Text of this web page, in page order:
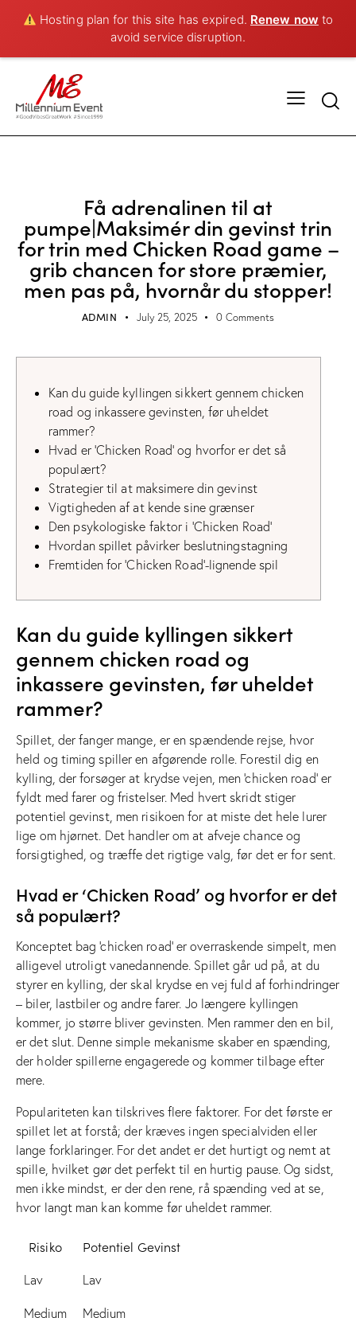
Hosting plan for this site has expired. Renew now to
avoid service disruption.
Få adrenalinen til at
pumpe|Maksimér din gevinst trin
for trin med Chicken Road game –
grib chancen for store præmier,
men pas på, hvornår du stopper!
ADMIN July 25, 2025 0 Comments
Kan du guide kyllingen sikkert gennem chicken
road og inkassere gevinsten, før uheldet
rammer?
Hvad er ‘Chicken Road’ og hvorfor er det så
populært?
Strategier til at maksimere din gevinst
Vigtigheden af at kende sine grænser
Den psykologiske faktor i ‘Chicken Road’
Hvordan spillet påvirker beslutningstagning
Fremtiden for ‘Chicken Road’-lignende spil
Kan du guide kyllingen sikkert
gennem chicken road og
inkassere gevinsten, før uheldet
rammer?
Spillet, der fanger mange, er en spændende rejse, hvor
held og timing spiller en afgørende rolle. Forestil dig en
kylling, der forsøger at krydse vejen, men ‘chicken road‘ er
fyldt med farer og fristelser. Med hvert skridt stiger
potentiel gevinst, men risikoen for at miste det hele lurer
lige om hjørnet. Det handler om at afveje chance og
forsigtighed, og træffe det rigtige valg, før det er for sent.
Hvad er ‘Chicken Road’ og hvorfor er det
så populært?
Konceptet bag ‘chicken road’ er overraskende simpelt, men
alligevel utroligt vanedannende. Spillet går ud på, at du
styrer en kylling, der skal krydse en vej fuld af forhindringer
– biler, lastbiler og andre farer. Jo længere kyllingen
kommer, jo større bliver gevinsten. Men rammer den en bil,
er det slut. Denne simple mekanisme skaber en spænding,
der holder spillerne engagerede og kommer tilbage efter
mere.
Populariteten kan tilskrives flere faktorer. For det første er
spillet let at forstå; der kræves ingen specialviden eller
lange forklaringer. For det andet er det hurtigt og nemt at
spille, hvilket gør det perfekt til en hurtig pause. Og sidst,
men ikke mindst, er der den rene, rå spænding ved at se,
hvor langt man kan komme før uheldet rammer.
Risiko Potentiel Gevinst
Lav Lav
Medium Medium